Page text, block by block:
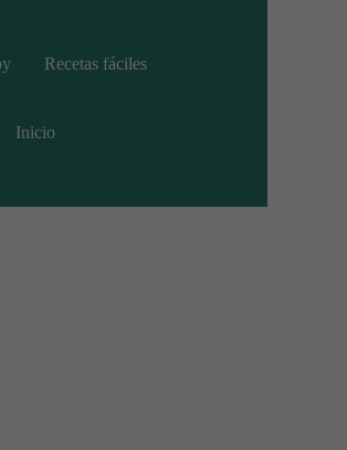
Recetas fáciles
Inicio